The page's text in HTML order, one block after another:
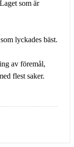
som är
lyckades bäst.
av föremål,
flest saker.